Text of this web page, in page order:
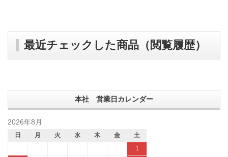
最近チェックした商品（閲覧履歴）
本社 営業日カレンダー
2026年8月
日 月 火 水 木 金
土
1